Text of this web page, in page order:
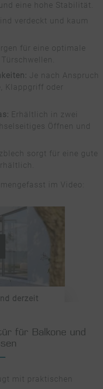
eine hohe Stabilität.
verdeckt und kaum
für eine optimale
Je nach Anspruch
Klappgriff oder
Erhältlich in zwei
Öffnen und
sorgt für eine gute
im Video:
derzeit
das Video. Mit
akzeptieren Sie
von
für Balkone und
mit praktischen